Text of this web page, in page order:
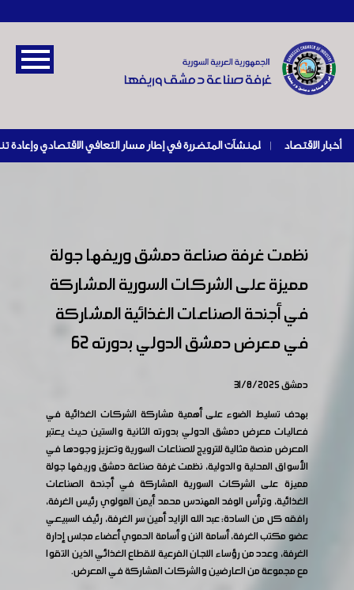
أخبار الاقتصاد |
نظمت غرفة صناعة دمشق وريفها جولة
مميزة على الشركات السورية المشاركة
في أجنحة الصناعات الغذائية المشاركة
في معرض دمشق الدولي بدورته 62
دمشق 31/8/2025
بهدف تسليط الضوء على أهمية مشاركة الشركات الغذائية في
فعاليات معرض دمشق الدولي بدورته الثانية والستين حيث يعتبر
المعرض منصة مثالية للترويج للصناعات السورية وتعزيز وجودها في
الأسواق المحلية والدولية، نظمت غرفة صناعة دمشق وريفها جولة
مميزة على الشركات السورية المشاركة في أجنحة الصناعات
الغذائية، وترأس الوفد المهندس محمد أيمن المولوي رئيس الغرفة،
رافقه كل من السادة: عبد الله الزايد أمين سر الغرفة، رئيف السبيعي
عضو مكتب الغرفة، أسامة النن و أسامة الحموي أعضاء مجلس إدارة
الغرفة، وعدد من رؤساء اللجان الفرعية للقطاع الغذائي الذين التقوا
مع مجموعة من العارضين والشركات المشاركة في المعرض.